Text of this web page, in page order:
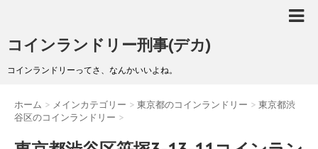
コインランドリー刑事(デカ)
コインランドリーってさ、なんかいいよね。
ホーム > メインカテゴリー > 東京都のコインランドリー > 東京都渋
谷区のコインランドリー >